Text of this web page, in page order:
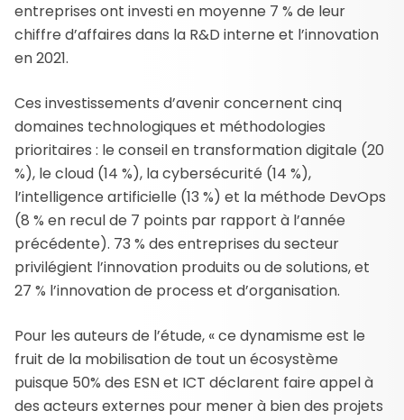
entreprises ont investi en moyenne 7 % de leur
chiffre d’affaires dans la R&D interne et l’innovation
en 2021.
Ces investissements d’avenir concernent cinq
domaines technologiques et méthodologies
prioritaires : le conseil en transformation digitale (20
%), le cloud (14 %), la cybersécurité (14 %),
l’intelligence artificielle (13 %) et la méthode DevOps
(8 % en recul de 7 points par rapport à l’année
précédente). 73 % des entreprises du secteur
privilégient l’innovation produits ou de solutions, et
27 % l’innovation de process et d’organisation.
Pour les auteurs de l’étude, « ce dynamisme est le
fruit de la mobilisation de tout un écosystème
puisque 50% des ESN et ICT déclarent faire appel à
des acteurs externes pour mener à bien des projets